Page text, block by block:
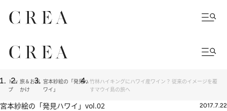
トッ
プ
旅＆お出
かけ
宮本紗絵の「発見ハ
ワイ」
竹林ハイキングにハワイ産ワイン？ 従来のイメージを覆
すマウイ島の旅へ
宮本紗絵の「発見ハワイ」 vol.02 2017.7.22